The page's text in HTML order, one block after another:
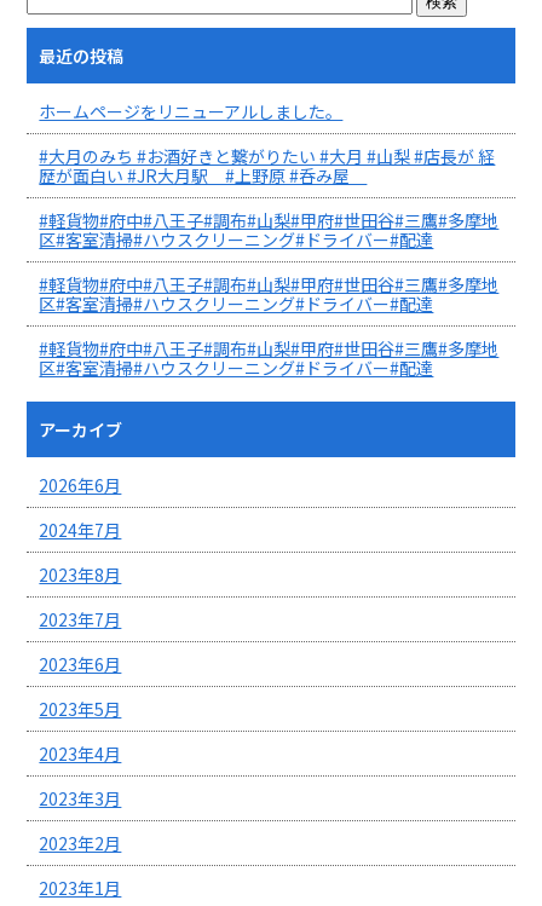
最近の投稿
ホームページをリニューアルしました。
#大月のみち #お酒好きと繋がりたい #大月 #山梨 #店長が 経
歴が面白い #JR大月駅 #上野原 #呑み屋
#軽貨物#府中#八王子#調布#山梨#甲府#世田谷#三鷹#多摩地
区#客室清掃#ハウスクリーニング#ドライバー#配達
#軽貨物#府中#八王子#調布#山梨#甲府#世田谷#三鷹#多摩地
区#客室清掃#ハウスクリーニング#ドライバー#配達
#軽貨物#府中#八王子#調布#山梨#甲府#世田谷#三鷹#多摩地
区#客室清掃#ハウスクリーニング#ドライバー#配達
アーカイブ
2026年6月
2024年7月
2023年8月
2023年7月
2023年6月
2023年5月
2023年4月
2023年3月
2023年2月
2023年1月